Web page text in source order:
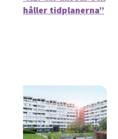
håller tidplanerna”